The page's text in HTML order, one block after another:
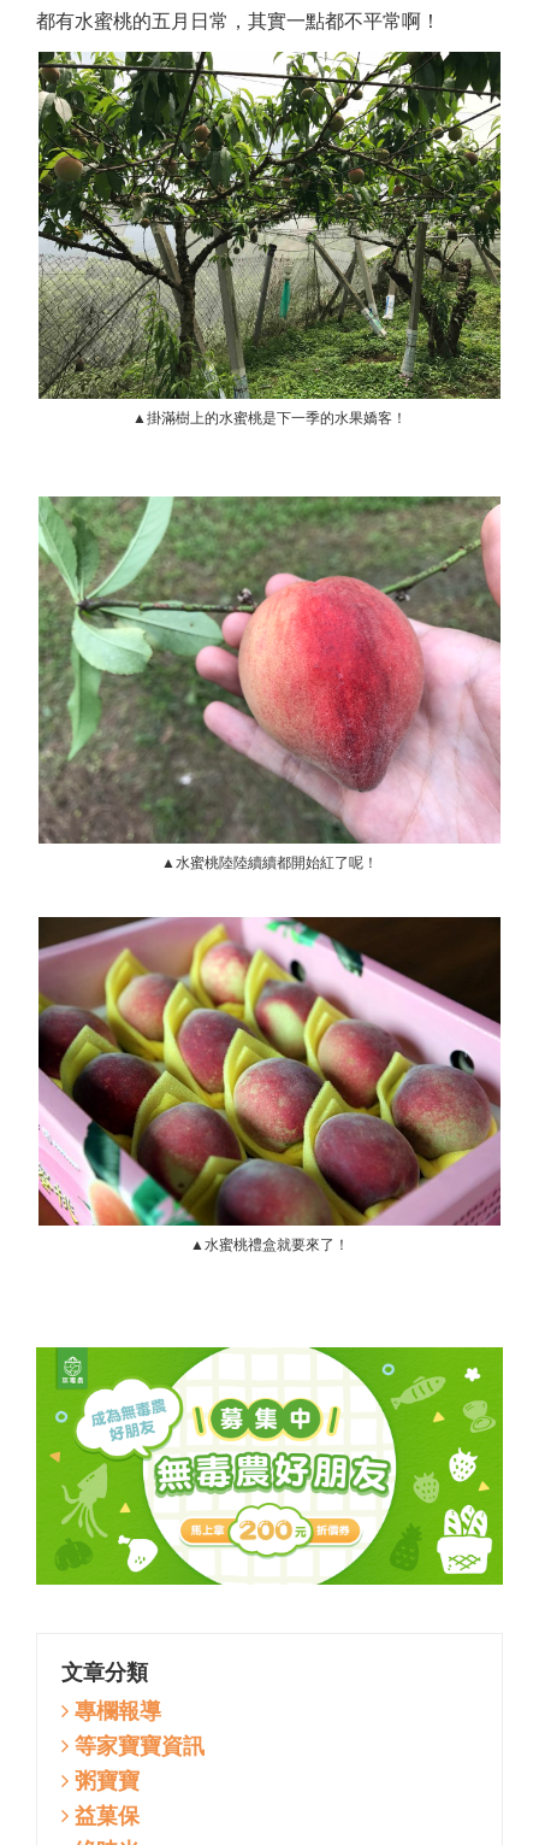
都有水蜜桃的五月日常，其實一點都不平常啊！
▲掛滿樹上的水蜜桃是下一季的水果嬌客！
▲水蜜桃陸陸續續都開始紅了呢！
▲水蜜桃禮盒就要來了！
文章分類
專欄報導
等家寶寶資訊
粥寶寶
益菓保